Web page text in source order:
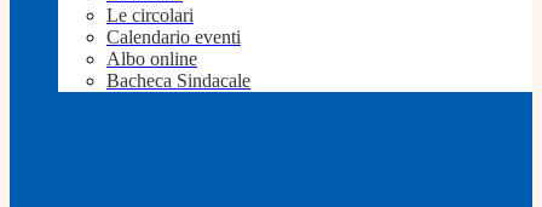
Le circolari
Calendario eventi
Albo online
Bacheca Sindacale